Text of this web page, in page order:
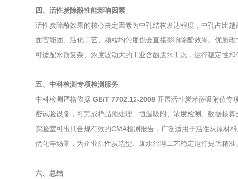
四、活性炭除酚性能影响因素
活性炭除酚效果的核心决定因素为中孔结构发达程度，中孔占比
面官能团、活化工艺、颗粒均匀度也会直接影响除酚效果。优质
可适配水质复杂、浓度波动大的工业含酚废水工况，运行稳定性和
五、中科检测专项检测服务
中科检测严格依据 GB/T 7702.12-2008 开展活性炭苯酚吸附值专
密试验设备，可完成样品预处理、恒温吸附、浓度检测、数据核算
实验室可出具合规有效的CMA检测报告，广泛适用于活性炭原材
优化等场景，为企业活性炭选型、废水治理工艺稳定运行提供精准
六、总结